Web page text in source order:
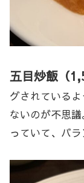
五目炒飯（
グされている
ないのが不思
っていて、バ